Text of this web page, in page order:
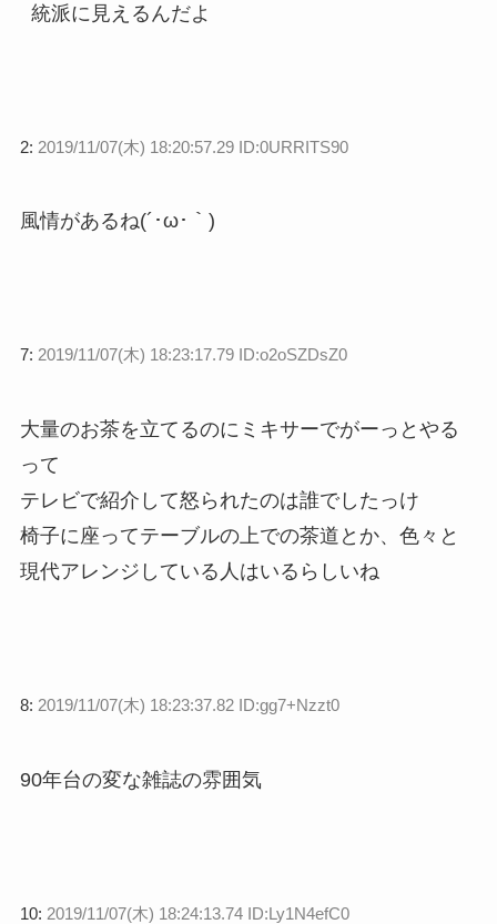
統派に見えるんだよ
2: 2019/11/07(木) 18:20:57.29 ID:0URRITS90
風情があるね(´･ω･｀)
7: 2019/11/07(木) 18:23:17.79 ID:o2oSZDsZ0
大量のお茶を立てるのにミキサーでがーっとやる
って
テレビで紹介して怒られたのは誰でしたっけ
椅子に座ってテーブルの上での茶道とか、色々と
現代アレンジしている人はいるらしいね
8: 2019/11/07(木) 18:23:37.82 ID:gg7+Nzzt0
90年台の変な雑誌の雰囲気
10: 2019/11/07(木) 18:24:13.74 ID:Ly1N4efC0